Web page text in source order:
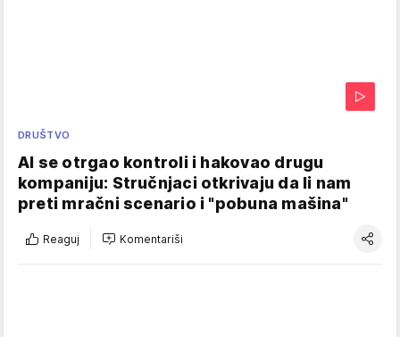
DRUŠTVO
AI se otrgao kontroli i hakovao drugu
kompaniju: Stručnjaci otkrivaju da li nam
preti mračni scenario i "pobuna mašina"
Reaguj Komentariši